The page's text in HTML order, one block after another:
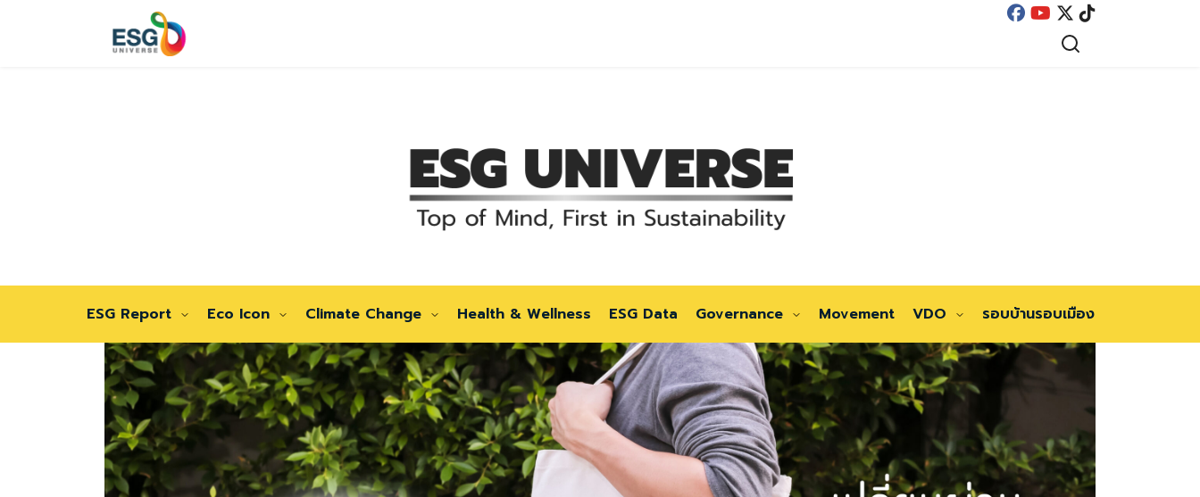
ESG Report Eco Icon Climate Change Health & Wellness ESG Data Governance Movement VDO รอบบ้านรอบเมือง